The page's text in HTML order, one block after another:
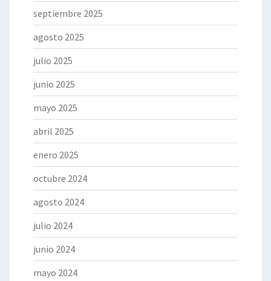
septiembre 2025
agosto 2025
julio 2025
junio 2025
mayo 2025
abril 2025
enero 2025
octubre 2024
agosto 2024
julio 2024
junio 2024
mayo 2024